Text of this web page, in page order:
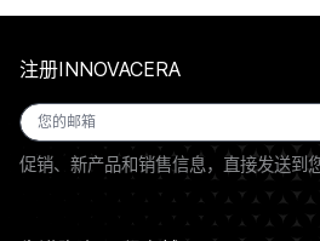
注册INNOVACERA
促销、新产品和销售信息，直接发送到